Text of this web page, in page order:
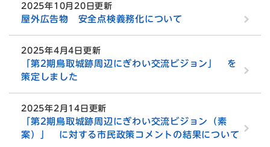
2025年10月20日更新
屋外広告物 安全点検義務化について
2025年4月4日更新
「第2期鳥取城跡周辺にぎわい交流ビジョン」 を
策定しました
2025年2月14日更新
「第2期鳥取城跡周辺にぎわい交流ビジョン（素
案）」 に対する市民政策コメントの結果について